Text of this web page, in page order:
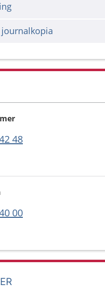
48
00